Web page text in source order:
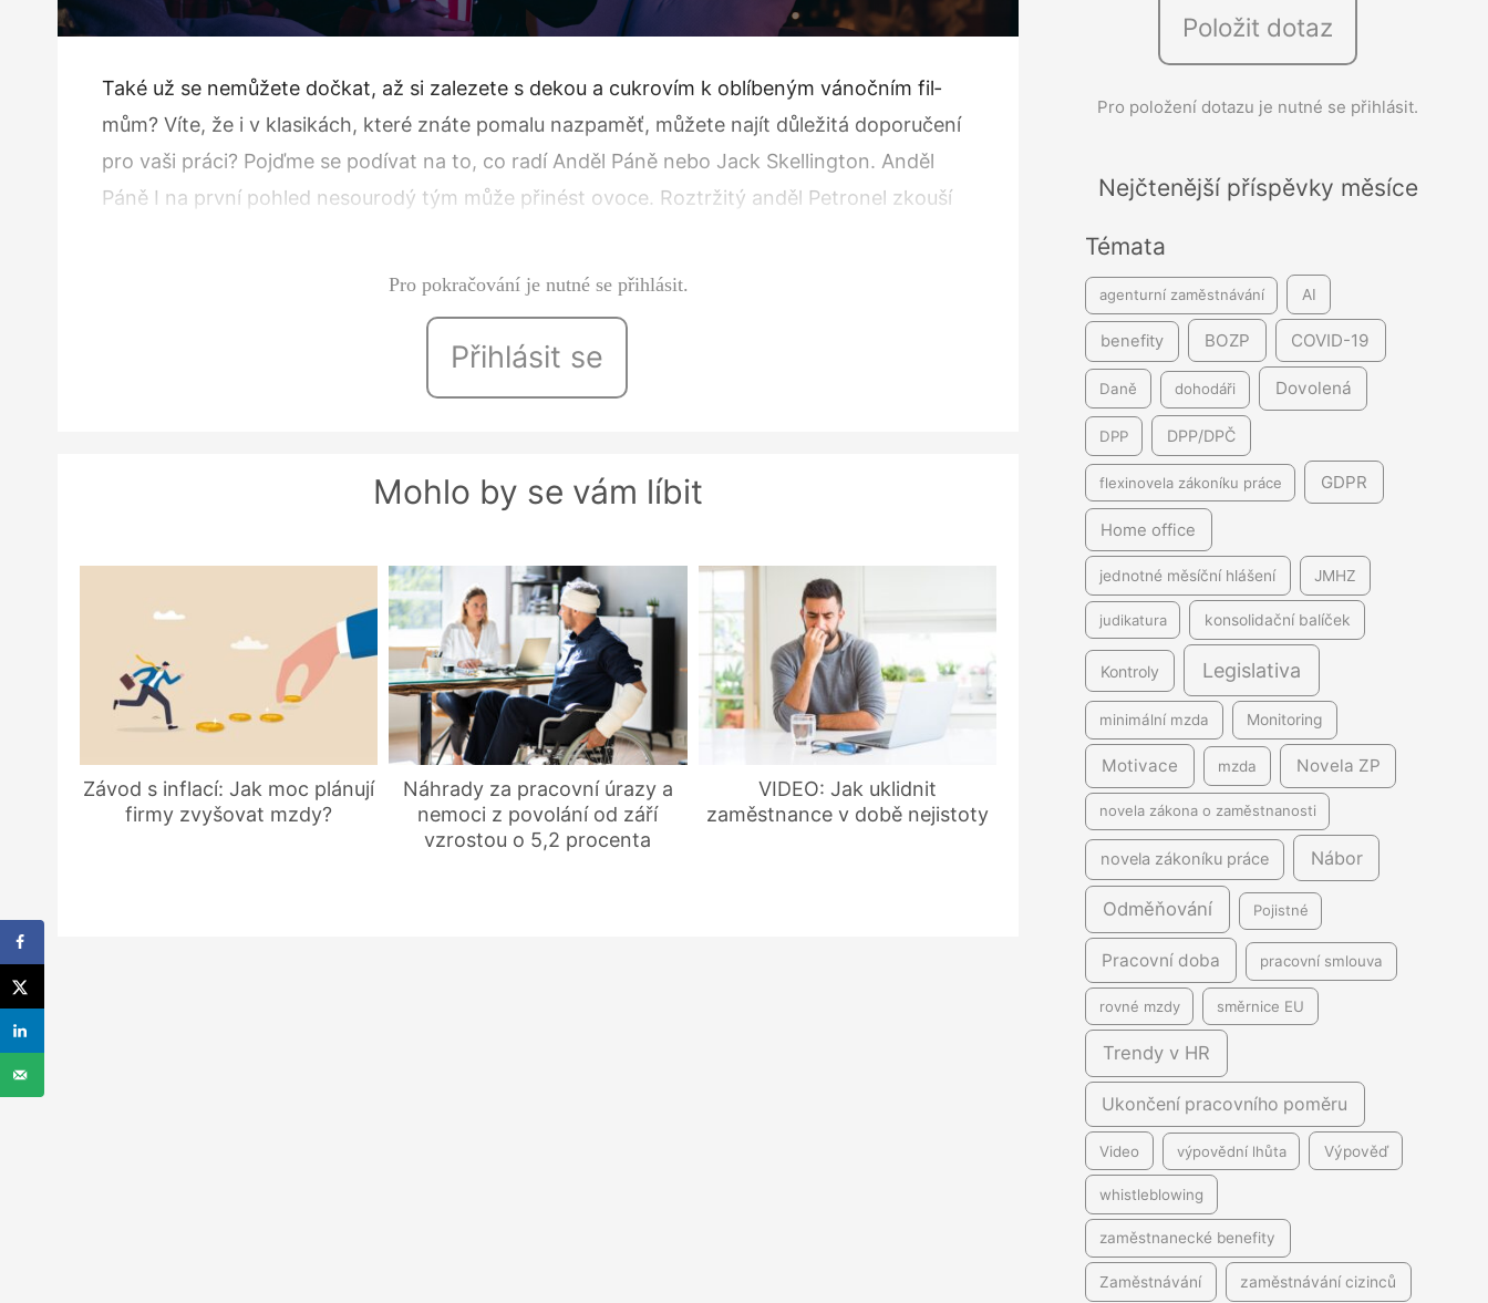
Také už se nemůžete dočkat, až si zalezete s dekou a cukrovím k oblíbeným vánočním fil­
mům? Víte, že i v klasikách, které znáte pomalu nazpaměť, můžete najít důležitá doporučení
pro vaši práci? Pojďme se podívat na to, co radí Anděl Páně nebo Jack Skellington. Anděl
Páně I na první pohled nesourodý tým může přinést ovoce. Roztržitý anděl Petronel zkouší
Pro pokračování je nutné se přihlásit.
Přihlásit se
Mohlo by se vám líbit
Závod s inflací: Jak moc plánují
firmy zvyšovat mzdy?
Náhrady za pracovní úrazy a
nemoci z povolání od září
vzrostou o 5,2 procenta
VIDEO: Jak uklidnit
zaměstnance v době nejistoty
Položit dotaz
Pro položení dotazu je nutné se přihlásit.
Nejčtenější příspěvky měsíce
Témata
agenturní zaměstnávání AI
benefity BOZP COVID-19
Daně dohodáři Dovolená
DPP DPP/DPČ
flexinovela zákoníku práce GDPR
Home office
jednotné měsíční hlášení JMHZ
judikatura konsolidační balíček
Kontroly Legislativa
minimální mzda Monitoring
Motivace mzda Novela ZP
novela zákona o zaměstnanosti
novela zákoníku práce Nábor
Odměňování Pojistné
Pracovní doba pracovní smlouva
rovné mzdy směrnice EU
Trendy v HR
Ukončení pracovního poměru
Video výpovědní lhůta Výpověď
whistleblowing
zaměstnanecké benefity
Zaměstnávání zaměstnávání cizinců